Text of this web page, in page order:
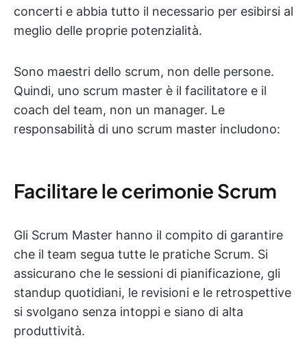
concerti e abbia tutto il necessario per esibirsi al
meglio delle proprie potenzialità.
Sono maestri dello scrum, non delle persone.
Quindi, uno scrum master è il facilitatore e il
coach del team, non un manager. Le
responsabilità di uno scrum master includono:
Facilitare le cerimonie Scrum
Gli Scrum Master hanno il compito di garantire
che il team segua tutte le pratiche Scrum. Si
assicurano che le sessioni di pianificazione, gli
standup quotidiani, le revisioni e le retrospettive
si svolgano senza intoppi e siano di alta
produttività.